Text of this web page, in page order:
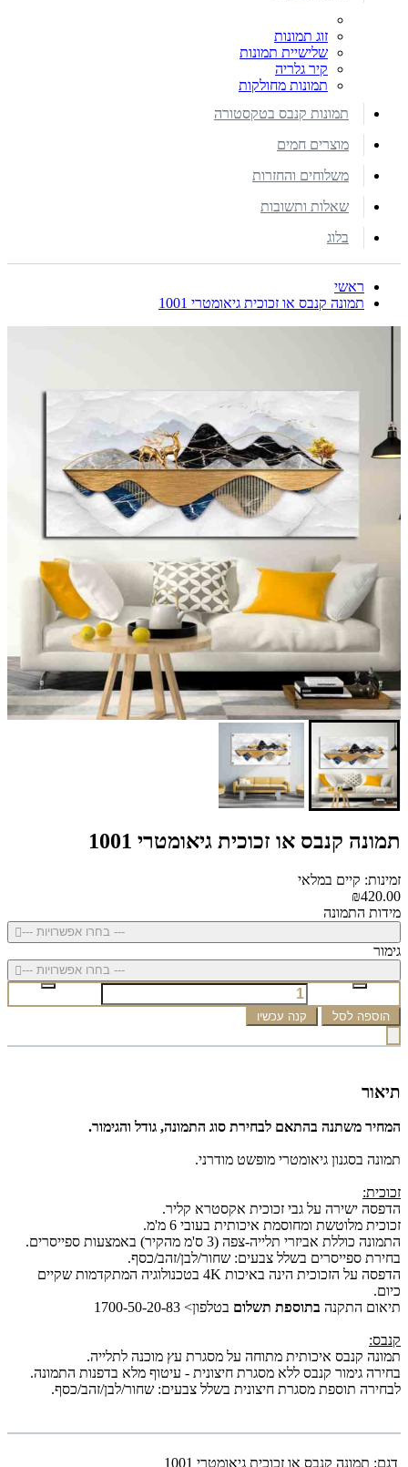
זוג תמונות
שלישיית תמונות
קיר גלריה
תמונות מחולקות
תמונות קנבס בטקסטורה
מוצרים חמים
משלוחים והחזרות
שאלות ותשובות
בלוג
ראשי
תמונה קנבס או זכוכית גיאומטרי 1001
תמונה קנבס או זכוכית גיאומטרי 1001
זמינות: קיים במלאי
₪420.00
מידות התמונה
--- בחרו אפשרויות ---
גימור
--- בחרו אפשרויות ---
הוספה לסל קנה עכשיו
תיאור
המחיר משתנה בהתאם לבחירת סוג התמונה, גודל והגימור.
תמונה בסגנון גיאומטרי מופשט מודרני.
זכוכית:
הדפסה ישירה על גבי זכוכית אקסטרא קליר.
זכוכית מלוטשת ומחוסמת איכותית בעובי 6 מ'מ.
התמונה כוללת אביזרי תלייה-צפה (3 ס'מ מהקיר) באמצעות ספייסרים.
בחירת ספייסרים בשלל צבעים: שחור/לבן/זהב/כסף.
הדפסה על הזכוכית הינה באיכות 4K בטכנולוגיה המתקדמות שקיים
כיום.
תיאום התקנה בתוספת תשלום בטלפון> 1700-50-20-83
קנבס:
תמונה קנבס איכותית מתוחה על מסגרת עץ מוכנה לתלייה.
בחירה גימור קנבס ללא מסגרת חיצונית - עיטוף מלא בדפנות התמונה.
לבחירה תוספת מסגרת חיצונית בשלל צבעים: שחור/לבן/זהב/כסף.
דגם: תמונה קנבס או זכוכית גיאומטרי 1001